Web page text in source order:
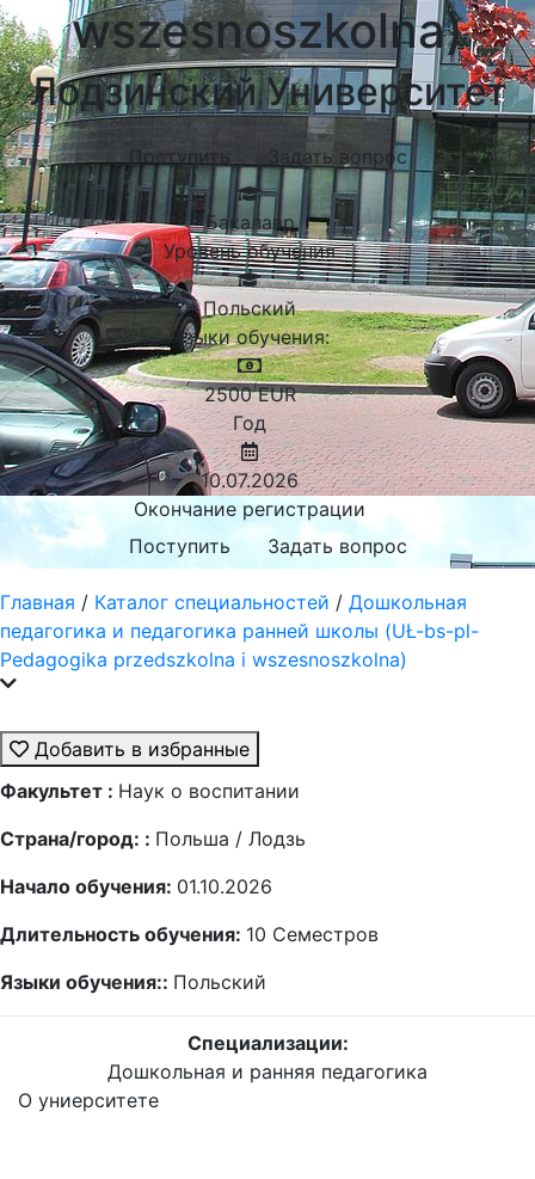
wszesnoszkolna)
Лодзинский Университет
Поступить Задать вопрос
Бакалавр
Уровень обучения
Польский
Языки обучения:
2500 EUR
Год
10.07.2026
Окончание регистрации
Поступить
Задать вопрос
Главная / Каталог специальностей / Дошкольная
педагогика и педагогика ранней школы (UŁ-bs-pl-
Pedagogika przedszkolna i wszesnoszkolna)
Добавить в избранные
Факультет : Наук о воспитании
Страна/город: : Польша / Лодзь
Начало обучения: 01.10.2026
Длительность обучения: 10 Семестров
Языки обучения:: Польский
Специализации:
Дошкольная и ранняя педагогика
О униерситете